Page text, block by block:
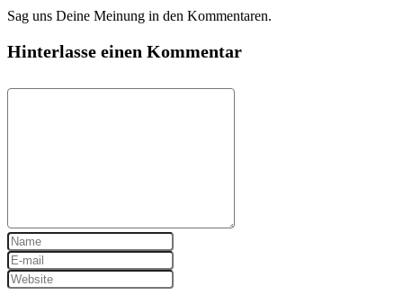
Sag uns Deine Meinung in den Kommentaren.
Hinterlasse einen Kommentar